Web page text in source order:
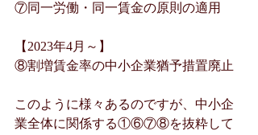
⑦同一労働・同一賃金の原則の適用
【2023年4月～】
⑧割増賃金率の中小企業猶予措置廃止
このように様々あるのですが、中小企
業全体に関係する①⑥⑦⑧を抜粋して